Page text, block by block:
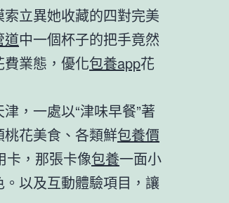
立異她收藏的四對完美
道中一個杯子的把手竟然
業態，優化包養app花
，一處以“津味早餐”著
花美食、各類鮮包養價
卡，那張卡像包養一面小
以及互動體驗項目，讓